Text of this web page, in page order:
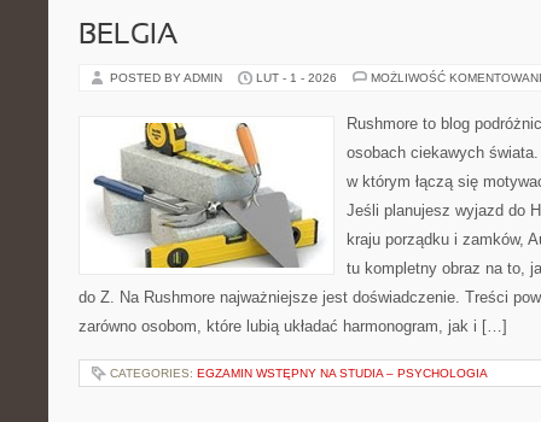
BELGIA
POSTED BY ADMIN LUT - 1 - 2026 MOŻLIWOŚĆ
Rushmore to blog
osobach ciekawych
w którym łączą się
Jeśli planujesz wyjazd do
kraju porządku i zamków,
tu kompletny obraz na to,
do Z. Na Rushmore najważniejsze jest doświadczenie. Treści
zarówno osobom, które lubią układać harmonogram, jak i […]
CATEGORIES: EGZAMIN WSTĘPNY NA STUDIA – PSYCHOLOGIA